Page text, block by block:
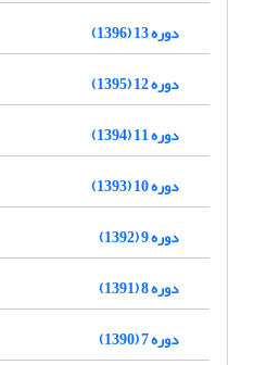
دوره 13 (1396)
دوره 12 (1395)
دوره 11 (1394)
دوره 10 (1393)
دوره 9 (1392)
دوره 8 (1391)
دوره 7 (1390)